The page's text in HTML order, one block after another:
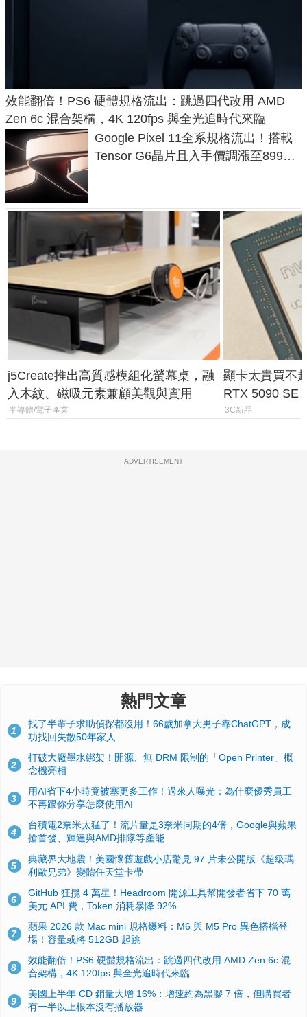
效能翻倍！PS6 硬體規格流出：跳過四代改用 AMD
Zen 6c 混合架構，4K 120fps 與全光追時代來臨
Google Pixel 11全系規格流出！搭載
Tensor G6晶片且入手價調漲至899美
j5Create推出高質感模組化螢幕桌，融
入木紋、磁吸元素兼顧美觀與實用
半導體/電子產業
顯卡太貴買不
RTX 5090 SE
體
3C新品
ADVERTISEMENT
熱門文章
1
找了半輩子求助偵探都沒用！66歲加拿大男子靠ChatGPT，成
功找回失散50年家人
2
打破大廠墨水綁架！開源、無 DRM 限制的「Open Printer」概
念機亮相
3
用AI省下4小時竟被塞更多工作！過來人曝光：為什麼優秀員工
不再跟你分享怎麼使用AI
4
台積電2奈米太猛了！流片量是3奈米同期的4倍，Google與蘋果
搶首發、輝達與AMD排隊等產能
5
典藏界大地震！美國懷舊遊戲小店驚見 97 片未公開版《超級瑪
利歐兄弟》變體任天堂卡帶
6
GitHub 狂攬 4 萬星！Headroom 開源工具幫開發者省下 70 萬
美元 API 費，Token 消耗暴降 92%
7
蘋果 2026 款 Mac mini 規格爆料：M6 與 M5 Pro 異色搭檔登
場！容量或將 512GB 起跳
8
效能翻倍！PS6 硬體規格流出：跳過四代改用 AMD Zen 6c 混
合架構，4K 120fps 與全光追時代來臨
9
美國上半年 CD 銷量大增 16%：增速約為黑膠 7 倍，但購買者
有一半以上根本沒有播放器